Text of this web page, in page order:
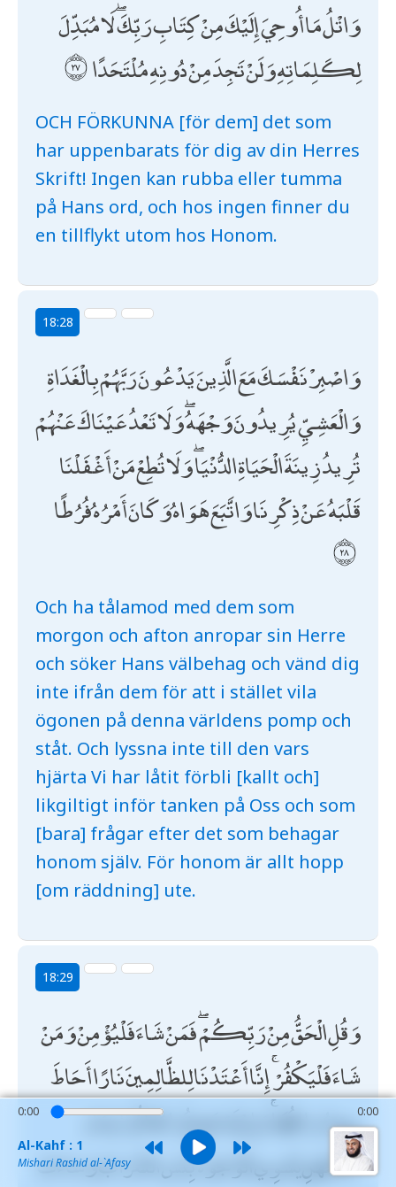
وَاتْلُ مَا أُوحِيَ إِلَيْكَ مِنْ كِتَابِ رَبِّكَ ۖ لَا مُبَدِّلَ
لِكَلِمَاتِهِ وَلَنْ تَجِدَ مِنْ دُونِهِ مُلْتَحَدًا
OCH FÖRKUNNA [för dem] det som
har uppenbarats för dig av din Herres
Skrift! Ingen kan rubba eller tumma
på Hans ord, och hos ingen finner du
en tillflykt utom hos Honom.
18:28
وَاصْبِرْ نَفْسَكَ مَعَ الَّذِينَ يَدْعُونَ رَبَّهُمْ بِالْغَدَاةِ
وَالْعَشِيِّ يُرِيدُونَ وَجْهَهُ ۖ وَلَا تَعْدُ عَيْنَاكَ عَنْهُمْ
تُرِيدُ زِينَةَ الْحَيَاةِ الدُّنْيَا ۖ وَلَا تُطِعْ مَنْ أَغْفَلْنَا
قَلْبَهُ عَنْ ذِكْرِنَا وَاتَّبَعَ هَوَاهُ وَكَانَ أَمْرُهُ فُرُطًا
Och ha tålamod med dem som
morgon och afton anropar sin Herre
och söker Hans välbehag och vänd dig
inte ifrån dem för att i stället vila
ögonen på denna världens pomp och
ståt. Och lyssna inte till den vars
hjärta Vi har låtit förbli [kallt och]
likgiltigt inför tanken på Oss och som
[bara] frågar efter det som behagar
honom själv. För honom är allt hopp
[om räddning] ute.
18:29
وَقُلِ الْحَقُّ مِنْ رَبِّكُمْ ۖ فَمَنْ شَاءَ فَلْيُؤْمِنْ وَمَنْ
شَاءَ فَلْيَكْفُرْ ۚ إِنَّا أَعْتَدْنَا لِلظَّالِمِينَ نَارًا أَحَاطَ
بِهِمْ سُرَادِقُهَا ۚ وَإِنْ يَسْتَغِيثُوا يُغَاثُوا بِمَاءٍ
كَالْمُهْلِ يَشْوِي الْوُجُوهَ ۚ بِئْسَ الشَّرَابُ وَسَاءَتْ
0:00 0:00
Al-Kahf : 1
Mishari Rashid al-`Afasy